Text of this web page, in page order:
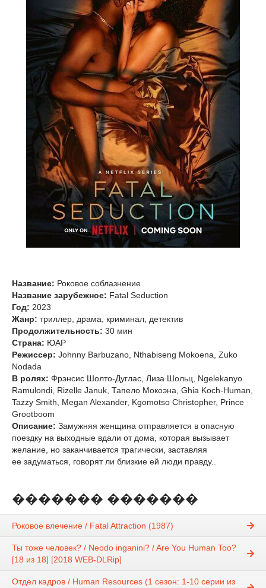
Название: Роковое соблазнение
Название зарубежное: Fatal Seduction
Год: 2023
Жанр: триллер, драма, криминал, детектив
Продолжительность: 30 мин
Страна: ЮАР
Режиссер: Johnny Barbuzano, Nthabiseng Mokoena, Zuko
Nodada
В ролях: Фрэнсис Шолто-Дуглас, Лиза Шольц, Ngelekanyo
Ramulondi, Rizelle Januk, Тапело Мокоэна, Ghia Koch-Human,
Tazzy Smith, Megan Alexander, Kgomotso Christopher, Prince
Grootboom
Описание: Замужняя женщина отправляется в опасную
поездку на выходные вдали от дома, которая вызывает
желание, но заканчивается трагически, заставляя
ее задуматься, говорят ли близкие ей люди правду..
������� �������
Роковое влечение / Fatal Attraction (1987)
Ты тоже человек? / Neodo inganini? / Are You Human Too?
[18 из 18] [2018 WEB-DLRip]
Отдел кадров / Human Resources (1 сезон: 1-10 серии из